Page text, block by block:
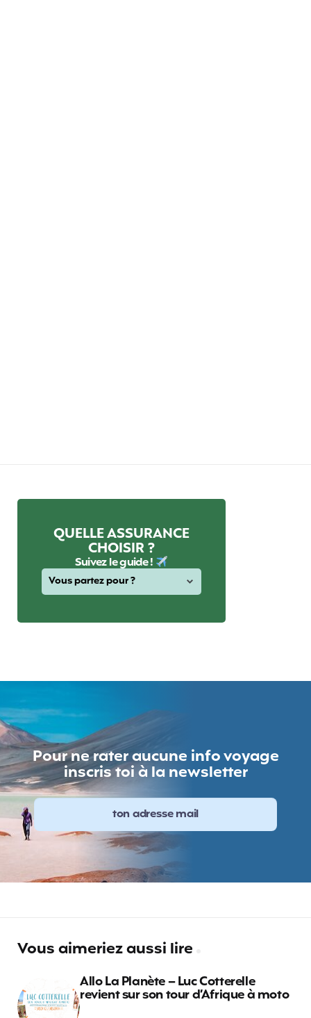
QUELLE ASSURANCE
CHOISIR ?
Suivez le guide !
Pour ne rater aucune info voyage
inscris toi à la newsletter
Vous aimeriez aussi lire
Allo La Planète – Luc Cotterelle
revient sur son tour d’Afrique à moto